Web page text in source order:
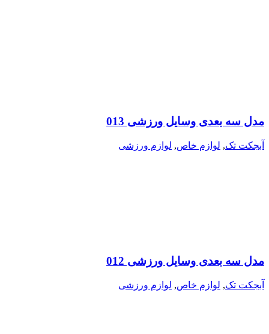
مدل سه بعدی وسایل ورزشی 013
آبجکت تک, لوازم خاص, لوازم ورزشی
مدل سه بعدی وسایل ورزشی 012
آبجکت تک, لوازم خاص, لوازم ورزشی